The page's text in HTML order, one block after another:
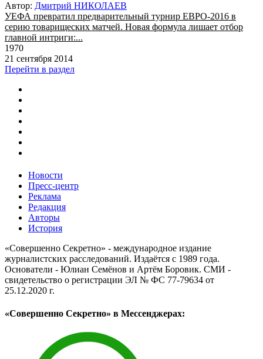
Автор: Дмитрий НИКОЛАЕВ
УЕФА превратил предварительный турнир ЕВРО-2016 в
серию товарищеских матчей. Новая формула лишает отбор
главной интриги:...
1970
21 сентября 2014
Перейти в раздел
Новости
Пресс-центр
Реклама
Редакция
Авторы
История
«Совершенно Секретно» - международное издание
журналистских расследований. Издаётся с 1989 года.
Основатели - Юлиан Семёнов и Артём Боровик. CМИ -
свидетельство о регистрации ЭЛ № ФС 77-79634 от
25.12.2020 г.
«Совершенно Секретно» в Мессенджерах: